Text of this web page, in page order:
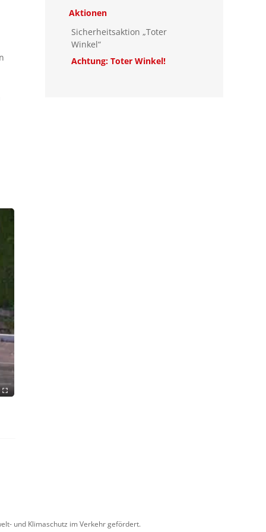
Aktionen
Sicherheitsaktion „Toter
Winkel“
Achtung: Toter Winkel!
und Klimaschutz im Verkehr gefördert.